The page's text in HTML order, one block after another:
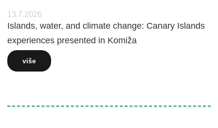
13.7.2026
Islands, water, and climate change: Canary Islands
experiences presented in Komiža
više